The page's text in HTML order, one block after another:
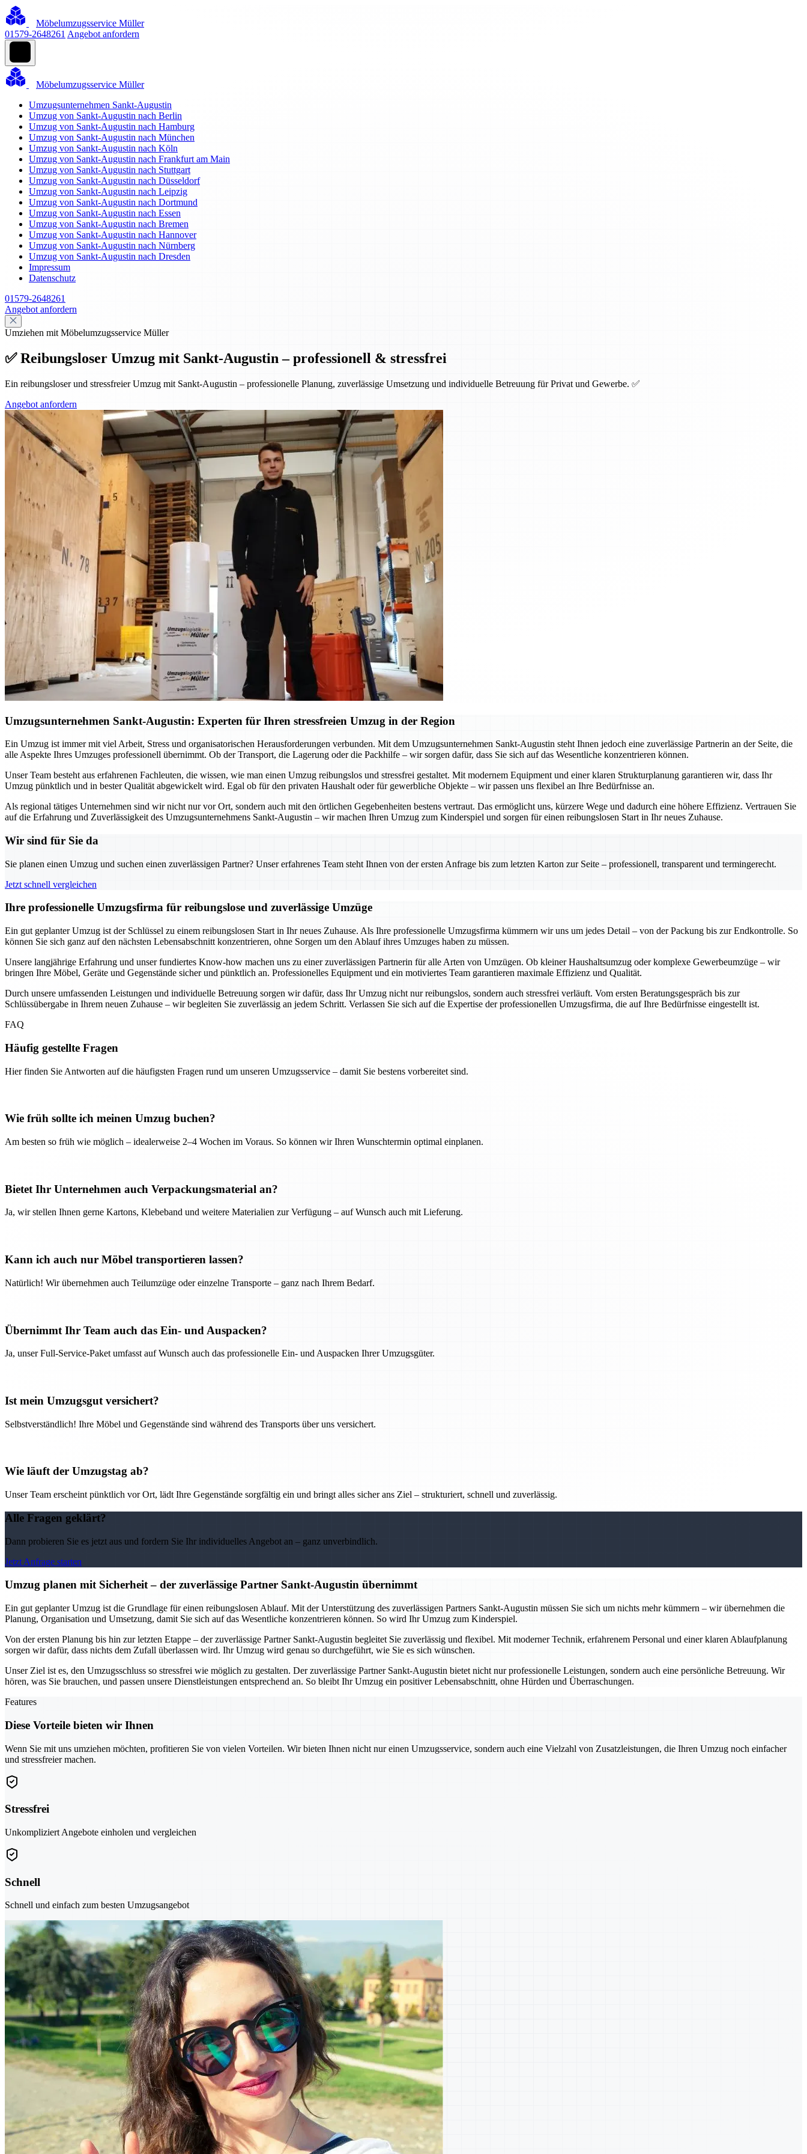
Möbelumzugsservice Müller
01579-2648261 Angebot anfordern
Möbelumzugsservice Müller
Umzugsunternehmen Sankt-Augustin
Umzug von Sankt-Augustin nach Berlin
Umzug von Sankt-Augustin nach Hamburg
Umzug von Sankt-Augustin nach München
Umzug von Sankt-Augustin nach Köln
Umzug von Sankt-Augustin nach Frankfurt am Main
Umzug von Sankt-Augustin nach Stuttgart
Umzug von Sankt-Augustin nach Düsseldorf
Umzug von Sankt-Augustin nach Leipzig
Umzug von Sankt-Augustin nach Dortmund
Umzug von Sankt-Augustin nach Essen
Umzug von Sankt-Augustin nach Bremen
Umzug von Sankt-Augustin nach Hannover
Umzug von Sankt-Augustin nach Nürnberg
Umzug von Sankt-Augustin nach Dresden
Impressum
Datenschutz
01579-2648261
Angebot anfordern
Umziehen mit Möbelumzugsservice Müller
✅ Reibungsloser Umzug mit Sankt-Augustin – professionell & stressfrei
Ein reibungsloser und stressfreier Umzug mit Sankt-Augustin – professionelle Planung, zuverlässige Umsetzung und individuelle Betreuung für Privat und Gewerbe. ✅
Angebot anfordern
Umzugsunternehmen Sankt-Augustin: Experten für Ihren stressfreien Umzug in der Region
Ein Umzug ist immer mit viel Arbeit, Stress und organisatorischen Herausforderungen verbunden. Mit dem Umzugsunternehmen Sankt-Augustin steht Ihnen jedoch eine zuverlässige Partnerin an der Seite, die
alle Aspekte Ihres Umzuges professionell übernimmt. Ob der Transport, die Lagerung oder die Packhilfe – wir sorgen dafür, dass Sie sich auf das Wesentliche konzentrieren können.
Unser Team besteht aus erfahrenen Fachleuten, die wissen, wie man einen Umzug reibungslos und stressfrei gestaltet. Mit modernem Equipment und einer klaren Strukturplanung garantieren wir, dass Ihr
Umzug pünktlich und in bester Qualität abgewickelt wird. Egal ob für den privaten Haushalt oder für gewerbliche Objekte – wir passen uns flexibel an Ihre Bedürfnisse an.
Als regional tätiges Unternehmen sind wir nicht nur vor Ort, sondern auch mit den örtlichen Gegebenheiten bestens vertraut. Das ermöglicht uns, kürzere Wege und dadurch eine höhere Effizienz. Vertrauen Sie
auf die Erfahrung und Zuverlässigkeit des Umzugsunternehmens Sankt-Augustin – wir machen Ihren Umzug zum Kinderspiel und sorgen für einen reibungslosen Start in Ihr neues Zuhause.
Wir sind für Sie da
Sie planen einen Umzug und suchen einen zuverlässigen Partner? Unser erfahrenes Team steht Ihnen von der ersten Anfrage bis zum letzten Karton zur Seite – professionell, transparent und termingerecht.
Jetzt schnell vergleichen
Ihre professionelle Umzugsfirma für reibungslose und zuverlässige Umzüge
Ein gut geplanter Umzug ist der Schlüssel zu einem reibungslosen Start in Ihr neues Zuhause. Als Ihre professionelle Umzugsfirma kümmern wir uns um jedes Detail – von der Packung bis zur Endkontrolle. So
können Sie sich ganz auf den nächsten Lebensabschnitt konzentrieren, ohne Sorgen um den Ablauf ihres Umzuges haben zu müssen.
Unsere langjährige Erfahrung und unser fundiertes Know-how machen uns zu einer zuverlässigen Partnerin für alle Arten von Umzügen. Ob kleiner Haushaltsumzug oder komplexe Gewerbeumzüge – wir
bringen Ihre Möbel, Geräte und Gegenstände sicher und pünktlich an. Professionelles Equipment und ein motiviertes Team garantieren maximale Effizienz und Qualität.
Durch unsere umfassenden Leistungen und individuelle Betreuung sorgen wir dafür, dass Ihr Umzug nicht nur reibungslos, sondern auch stressfrei verläuft. Vom ersten Beratungsgespräch bis zur
Schlüssübergabe in Ihrem neuen Zuhause – wir begleiten Sie zuverlässig an jedem Schritt. Verlassen Sie sich auf die Expertise der professionellen Umzugsfirma, die auf Ihre Bedürfnisse eingestellt ist.
FAQ
Häufig gestellte Fragen
Hier finden Sie Antworten auf die häufigsten Fragen rund um unseren Umzugsservice – damit Sie bestens vorbereitet sind.
Wie früh sollte ich meinen Umzug buchen?
Am besten so früh wie möglich – idealerweise 2–4 Wochen im Voraus. So können wir Ihren Wunschtermin optimal einplanen.
Bietet Ihr Unternehmen auch Verpackungsmaterial an?
Ja, wir stellen Ihnen gerne Kartons, Klebeband und weitere Materialien zur Verfügung – auf Wunsch auch mit Lieferung.
Kann ich auch nur Möbel transportieren lassen?
Natürlich! Wir übernehmen auch Teilumzüge oder einzelne Transporte – ganz nach Ihrem Bedarf.
Übernimmt Ihr Team auch das Ein- und Auspacken?
Ja, unser Full-Service-Paket umfasst auf Wunsch auch das professionelle Ein- und Auspacken Ihrer Umzugsgüter.
Ist mein Umzugsgut versichert?
Selbstverständlich! Ihre Möbel und Gegenstände sind während des Transports über uns versichert.
Wie läuft der Umzugstag ab?
Unser Team erscheint pünktlich vor Ort, lädt Ihre Gegenstände sorgfältig ein und bringt alles sicher ans Ziel – strukturiert, schnell und zuverlässig.
Alle Fragen geklärt?
Dann probieren Sie es jetzt aus und fordern Sie Ihr individuelles Angebot an – ganz unverbindlich.
Jetzt Anfrage starten
Umzug planen mit Sicherheit – der zuverlässige Partner Sankt-Augustin übernimmt
Ein gut geplanter Umzug ist die Grundlage für einen reibungslosen Ablauf. Mit der Unterstützung des zuverlässigen Partners Sankt-Augustin müssen Sie sich um nichts mehr kümmern – wir übernehmen die
Planung, Organisation und Umsetzung, damit Sie sich auf das Wesentliche konzentrieren können. So wird Ihr Umzug zum Kinderspiel.
Von der ersten Planung bis hin zur letzten Etappe – der zuverlässige Partner Sankt-Augustin begleitet Sie zuverlässig und flexibel. Mit moderner Technik, erfahrenem Personal und einer klaren Ablaufplanung
sorgen wir dafür, dass nichts dem Zufall überlassen wird. Ihr Umzug wird genau so durchgeführt, wie Sie es sich wünschen.
Unser Ziel ist es, den Umzugsschluss so stressfrei wie möglich zu gestalten. Der zuverlässige Partner Sankt-Augustin bietet nicht nur professionelle Leistungen, sondern auch eine persönliche Betreuung. Wir
hören, was Sie brauchen, und passen unsere Dienstleistungen entsprechend an. So bleibt Ihr Umzug ein positiver Lebensabschnitt, ohne Hürden und Überraschungen.
Features
Diese Vorteile bieten wir Ihnen
Wenn Sie mit uns umziehen möchten, profitieren Sie von vielen Vorteilen. Wir bieten Ihnen nicht nur einen Umzugsservice, sondern auch eine Vielzahl von Zusatzleistungen, die Ihren Umzug noch einfacher
und stressfreier machen.
Stressfrei
Unkompliziert Angebote einholen und vergleichen
Schnell
Schnell und einfach zum besten Umzugsangebot